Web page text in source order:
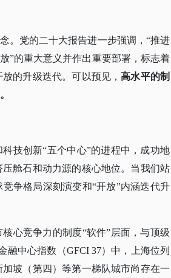
。党的二十大报告进一步强调，“推进
”的重大意义并作出重要部署，标志着
的升级迭代。可以预见，高水平的制
技创新“五个中心”的进程中，成功地
舱石和动力源的核心地位。当我们站
争格局深刻演变和“开放”内涵迭代升
心竞争力的制度“软件”层面，与顶级
融中心指数（GFCI 37）中，上海位列
坡（第四）等第一梯队城市尚存在一